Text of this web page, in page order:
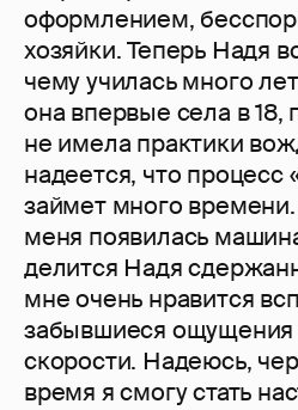
оформлением,
хозяйки. Теперь Надя
чему училась много
она впервые села в 18,
не имела практики
надеется, что процесс
займет много
меня появилась
делится Надя
мне очень нравится
забывшиеся ощущения
скорости. Надеюсь,
время я смогу стать